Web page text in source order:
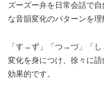
ズーズー弁を日常会話で
な音韻変化のパターンを理
「す→ず」「つ→づ」「
変化を身につけ、徐々に
効果的です。